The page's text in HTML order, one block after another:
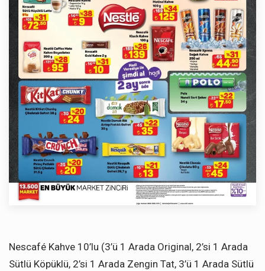
Nescafé Kahve 10’lu (3’ü 1 Arada Original, 2’si 1 Arada
Sütlü Köpüklü, 2’si 1 Arada Zengin Tat, 3’ü 1 Arada Sütlü